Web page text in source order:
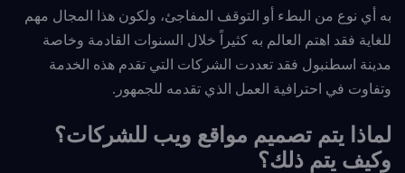
به أي نوع من البطء أو التوقف المفاجئ، ولكون هذا المجال مهم
للغاية فقد اهتم العالم به كثيراً خلال السنوات القادمة وخاصة
مدينة اسطنبول فقد تعددت الشركات التي تقدم هذه الخدمة
وتفاوت في احترافية العمل الذي تقدمه للجمهور.
لماذا يتم تصميم مواقع ويب للشركات؟
وكيف يتم ذلك؟